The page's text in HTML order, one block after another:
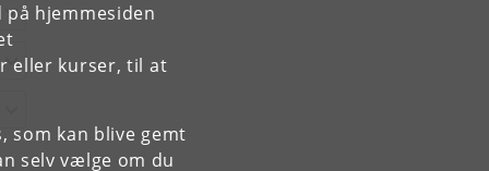
hjemmesiden
eller kurser, til at
som kan blive gemt
selv vælge om du